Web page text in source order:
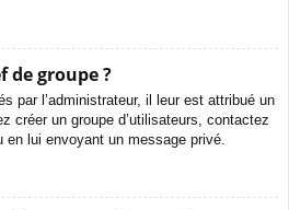
de groupe ?
par l’administrateur, il leur est attribué un
créer un groupe d’utilisateurs, contactez
en lui envoyant un message privé.